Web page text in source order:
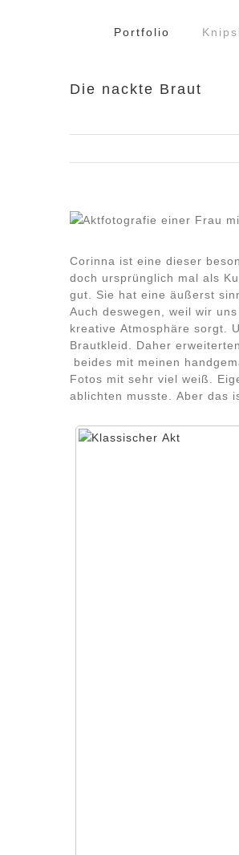
Portfolio
Die nackte Braut
Corinna ist eine dieser
doch ursprünglich mal als
gut. Sie hat eine äußerst
Auch deswegen, weil wir
kreative Atmosphäre sorgt.
Brautkleid. Daher
beides mit meinen
Fotos mit sehr viel weiß.
ablichten musste. Aber das